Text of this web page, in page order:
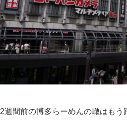
2週間前の博多らーめんの轍はも